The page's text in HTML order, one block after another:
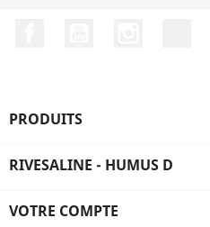
PRODUITS
RIVESALINE - HUMUS D
VOTRE COMPTE